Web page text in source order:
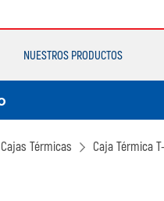
NUESTROS PRODUCTOS
Cajas Térmicas Caja Térmica